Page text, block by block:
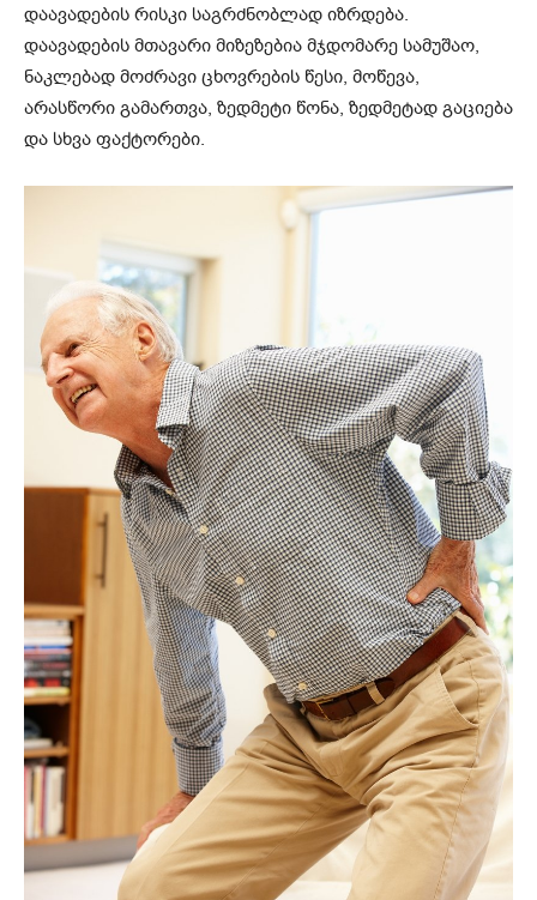
დაავადების რისკი საგრძნობლად იზრდება.
დაავადების მთავარი მიზეზებია მჯდომარე სამუშაო,
ნაკლებად მოძრავი ცხოვრების წესი, მოწევა,
არასწორი გამართვა, ზედმეტი წონა, ზედმეტად გაციება
და სხვა ფაქტორები.